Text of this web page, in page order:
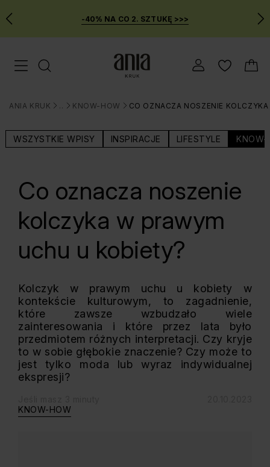
Przejdź
do
MENU
-40% NA CO 2. SZTUKĘ >>>
Menu mobilne
ANIA KRUK
>
BLOG
>
KNOW-HOW
>
CO OZNACZA NOSZENIE
WSZYSTKIE WPISY INSPIRACJE LIFESTYLE KNOW-
Co oznacza noszenie
kolczyka w prawym
uchu u kobiety?
Kolczyk w prawym uchu u kobiety w
kontekście kulturowym, to zagadnienie,
które zawsze wzbudzało wiele
zainteresowania i które przez lata było
przedmiotem różnych interpretacji. Czy kryje
to w sobie głębokie znaczenie? Czy może to
jest tylko moda lub wyraz indywidualnej
ekspresji?
KNOW-HOW